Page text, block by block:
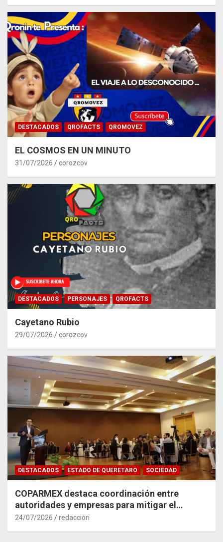
DESTACADOS QROFACTS QROMOVEZ
EL COSMOS EN UN MINUTO
31/07/2026 corozcov
DESTACADOS PERSONAJES QROFACTS
Cayetano Rubio
29/07/2026 corozcov
DESTACADOS ESTADO DE QUERETARO SOCIEDAD
COPARMEX destaca coordinación entre
autoridades y empresas para mitigar el
impacto del Tren México–Querétaro
24/07/2026 redacción